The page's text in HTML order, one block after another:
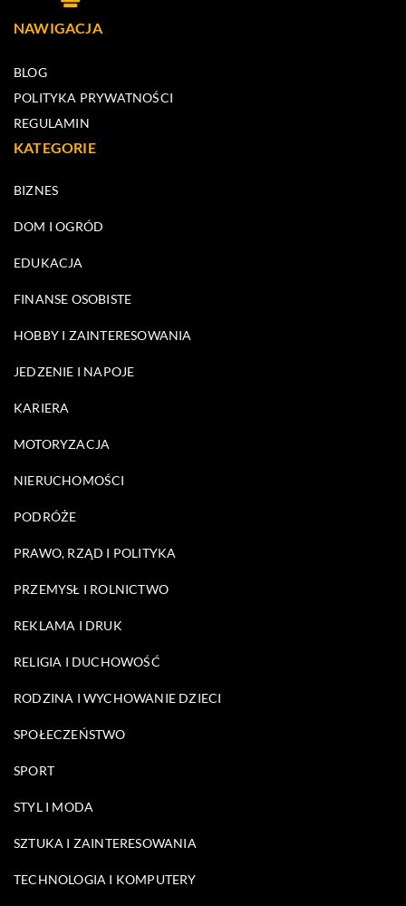
NAWIGACJA
BLOG
POLITYKA PRYWATNOŚCI
REGULAMIN
KATEGORIE
BIZNES
DOM I OGRÓD
EDUKACJA
FINANSE OSOBISTE
HOBBY I ZAINTERESOWANIA
JEDZENIE I NAPOJE
KARIERA
MOTORYZACJA
NIERUCHOMOŚCI
PODRÓŻE
PRAWO, RZĄD I POLITYKA
PRZEMYSŁ I ROLNICTWO
REKLAMA I DRUK
RELIGIA I DUCHOWOŚĆ
RODZINA I WYCHOWANIE DZIECI
SPOŁECZEŃSTWO
SPORT
STYL I MODA
SZTUKA I ZAINTERESOWANIA
TECHNOLOGIA I KOMPUTERY